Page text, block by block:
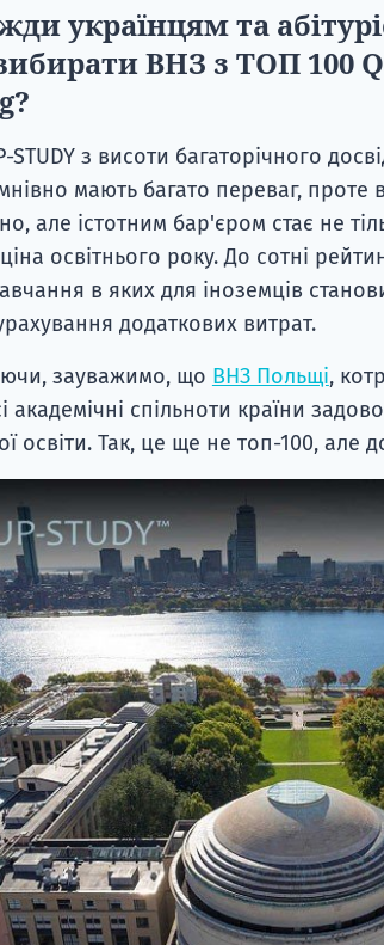
українцям та
ВНЗ з ТОП 100
STUDY з висоти багаторічного
мають багато переваг, проте
але істотним бар'єром стає не
освітнього року. До сотні
в яких для іноземців
додаткових витрат.
зауважимо, що ВНЗ Польщі,
академічні спільноти країни
освіти. Так, це ще не топ-100,